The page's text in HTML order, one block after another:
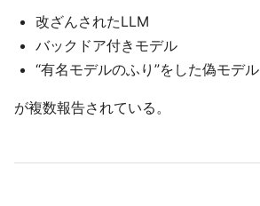
改ざんされたLLM
バックドア付きモデル
“有名モデルのふり”をした偽モデル
が複数報告されている。